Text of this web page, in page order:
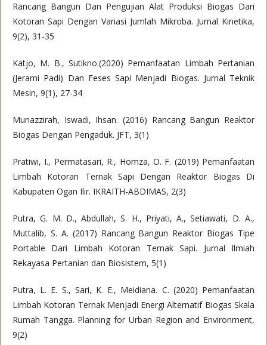
Rancang Bangun Dan Pengujian Alat Produksi Biogas Dari
Kotoran Sapi Dengan Variasi Jumlah Mikroba. Jurnal Kinetika,
9(2), 31-35
Katjo, M. B., Sutikno.(2020) Pemanfaatan Limbah Pertanian
(Jerami Padi) Dan Feses Sapi Menjadi Biogas. Jurnal Teknik
Mesin, 9(1), 27-34
Munazzirah, Iswadi, Ihsan. (2016) Rancang Bangun Reaktor
Biogas Dengan Pengaduk. JFT, 3(1)
Pratiwi, I., Permatasari, R., Homza, O. F. (2019) Pemanfaatan
Limbah Kotoran Ternak Sapi Dengan Reaktor Biogas Di
Kabupaten Ogan Ilir. IKRAITH-ABDIMAS, 2(3)
Putra, G. M. D., Abdullah, S. H., Priyati, A., Setiawati, D. A.,
Muttalib, S. A. (2017) Rancang Bangun Reaktor Biogas Tipe
Portable Dari Limbah Kotoran Ternak Sapi. Jurnal Ilmiah
Rekayasa Pertanian dan Biosistem, 5(1)
Putra, L. E. S., Sari, K. E., Meidiana. C. (2020) Pemanfaatan
Limbah Kotoran Ternak Menjadi Energi Alternatif Biogas Skala
Rumah Tangga. Planning for Urban Region and Environment,
9(2)